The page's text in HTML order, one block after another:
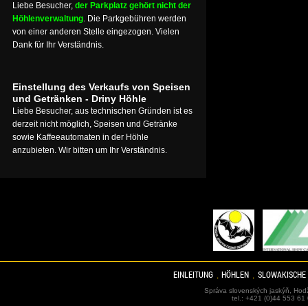
Liebe Besucher, der Parkplatz gehört nicht der
Höhlenverwaltung. Die Parkgebühren werden
von einer anderen Stelle eingezogen. Vielen
Dank für Ihr Verständnis.
Einstellung des Verkaufs von Speisen
und Getränken - Driny Höhle
Liebe Besucher, aus technischen Gründen ist es
derzeit nicht möglich, Speisen und Getränke
sowie Kaffeeautomaten in der Höhle
anzubieten. Wir bitten um Ihr Verständnis.
EINLEITUNG HÖHLEN
Správa slovenských jaskýň,
tel.: +421 (0)44 553